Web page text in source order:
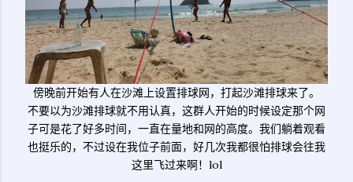
傍晚前开始有人在沙滩上设置排球网，打起沙滩排球来了。
不要以为沙滩排球就不用认真，这群人开始的时候设定那个网
子可是花了好多时间，一直在量地和网的高度。我们躺着观看
也挺乐的，不过设在我位子前面，好几次我都很怕排球会往我
这里飞过来啊！lol